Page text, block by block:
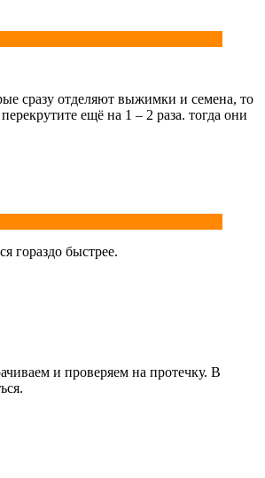
сразу отделяют выжимки и семена, то
ещё на 1 – 2 раза. тогда они
гораздо быстрее.
и проверяем на протечку. В